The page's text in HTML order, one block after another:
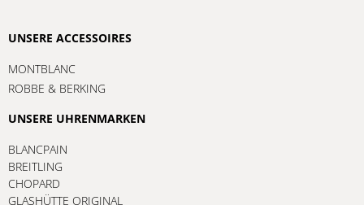
UNSERE ACCESSOIRES
MONTBLANC
ROBBE & BERKING
UNSERE UHRENMARKEN
BLANCPAIN
BREITLING
CHOPARD
GLASHÜTTE ORIGINAL